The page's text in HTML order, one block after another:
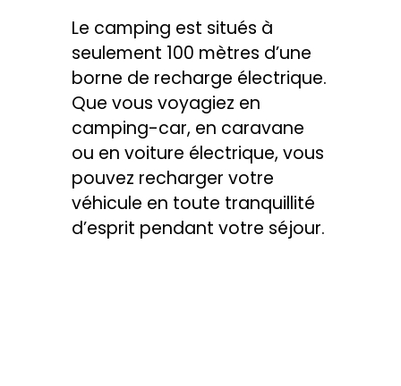
Le camping est situés à
seulement 100 mètres d’une
borne de recharge électrique.
Que vous voyagiez en
camping-car, en caravane
ou en voiture électrique, vous
pouvez recharger votre
véhicule en toute tranquillité
d’esprit pendant votre séjour.